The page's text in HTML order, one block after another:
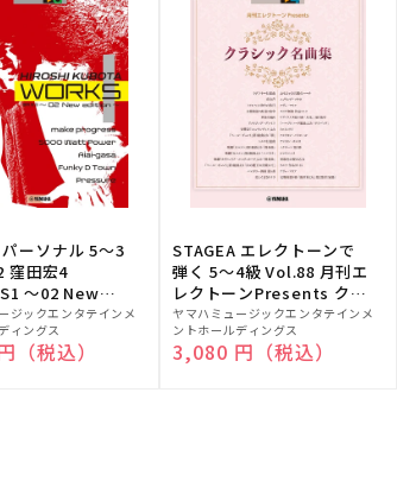
ーソナル 5～3
窪田宏4
～02 New
』
ジックエンタテインメ
ィングス
（税込）
STAGEA エレクトーンで
弾く 5～4級 Vol.88 月刊エ
レクトーンPresents クラ
シック名曲集
販
売
元:
ヤマハミュージックエンタテインメ
ントホールディングス
通常価格
3,080 円（税込）